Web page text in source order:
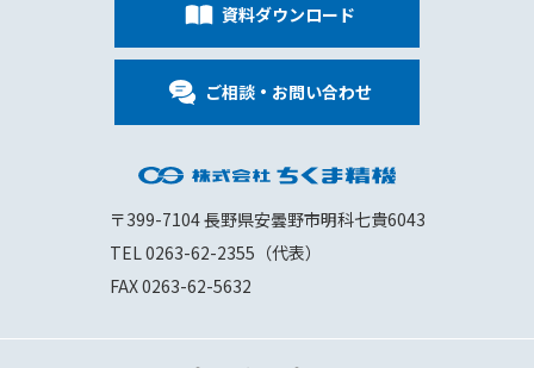
資料ダウンロード
ご相談・お問い合わせ
〒399-7104 長野県安曇野市明科七貴6043
TEL 0263-62-2355（代表）
FAX 0263-62-5632